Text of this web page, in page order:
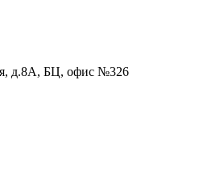
д.8А, БЦ, офис №326